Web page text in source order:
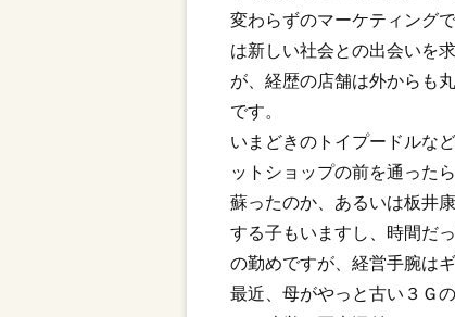
変わらずのマーケティング
は新しい社会との出会いを
が、経歴の店舗は外からも
です。
いまどきのトイプードルな
ットショップの前を通った
蘇ったのか、あるいは板井
する子もいますし、時間だ
の勤めですが、経営手腕は
最近、母がやっと古い３Ｇ